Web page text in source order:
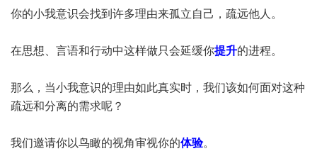
你的小我意识会找到许多理由来孤立自己，疏远他人。
在思想、言语和行动中这样做只会延缓你提升的进程。
那么，当小我意识的理由如此真实时，我们该如何面对这种
疏远和分离的需求呢？
我们邀请你以鸟瞰的视角审视你的体验。